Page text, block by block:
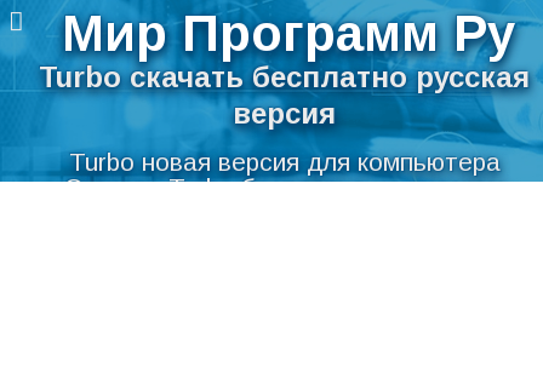
Мир Программ Ру
Turbo скачать бесплатно русская
версия
Turbo новая версия для компьютера
Скачать Turbo бесплатно на русском